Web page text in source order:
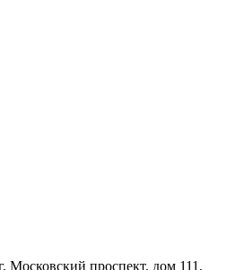
Московский проспект, дом 111,